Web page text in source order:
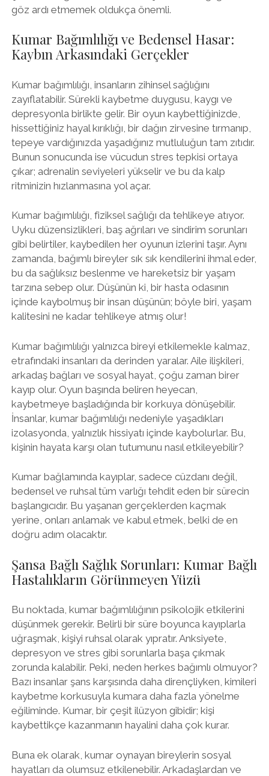
göz ardı etmemek oldukça önemli.
Kumar Bağımlılığı ve Bedensel Hasar:
Kaybın Arkasındaki Gerçekler
Kumar bağımlılığı, insanların zihinsel sağlığını
zayıflatabilir. Sürekli kaybetme duygusu, kaygı ve
depresyonla birlikte gelir. Bir oyun kaybettiğinizde,
hissettiğiniz hayal kırıklığı, bir dağın zirvesine tırmanıp,
tepeye vardığınızda yaşadığınız mutluluğun tam zıtıdır.
Bunun sonucunda ise vücudun stres tepkisi ortaya
çıkar; adrenalin seviyeleri yükselir ve bu da kalp
ritminizin hızlanmasına yol açar.
Kumar bağımlılığı, fiziksel sağlığı da tehlikeye atıyor.
Uyku düzensizlikleri, baş ağrıları ve sindirim sorunları
gibi belirtiler, kaybedilen her oyunun izlerini taşır. Aynı
zamanda, bağımlı bireyler sık sık kendilerini ihmal eder,
bu da sağlıksız beslenme ve hareketsiz bir yaşam
tarzına sebep olur. Düşünün ki, bir hasta odasının
içinde kaybolmuş bir insan düşünün; böyle biri, yaşam
kalitesini ne kadar tehlikeye atmış olur!
Kumar bağımlılığı yalnızca bireyi etkilemekle kalmaz,
etrafındaki insanları da derinden yaralar. Aile ilişkileri,
arkadaş bağları ve sosyal hayat, çoğu zaman birer
kayıp olur. Oyun başında beliren heyecan,
kaybetmeye başladığında bir korkuya dönüşebilir.
İnsanlar, kumar bağımlılığı nedeniyle yaşadıkları
izolasyonda, yalnızlık hissiyatı içinde kaybolurlar. Bu,
kişinin hayata karşı olan tutumunu nasıl etkileyebilir?
Kumar bağlamında kayıplar, sadece cüzdanı değil,
bedensel ve ruhsal tüm varlığı tehdit eden bir sürecin
başlangıcıdır. Bu yaşanan gerçeklerden kaçmak
yerine, onları anlamak ve kabul etmek, belki de en
doğru adım olacaktır.
Şansa Bağlı Sağlık Sorunları: Kumar Bağlı
Hastalıkların Görünmeyen Yüzü
Bu noktada, kumar bağımlılığının psikolojik etkilerini
düşünmek gerekir. Belirli bir süre boyunca kayıplarla
uğraşmak, kişiyi ruhsal olarak yıpratır. Anksiyete,
depresyon ve stres gibi sorunlarla başa çıkmak
zorunda kalabilir. Peki, neden herkes bağımlı olmuyor?
Bazı insanlar şans karşısında daha dirençliyken, kimileri
kaybetme korkusuyla kumara daha fazla yönelme
eğiliminde. Kumar, bir çeşit ilüzyon gibidir; kişi
kaybettikçe kazanmanın hayalini daha çok kurar.
Buna ek olarak, kumar oynayan bireylerin sosyal
hayatları da olumsuz etkilenebilir. Arkadaşlardan ve